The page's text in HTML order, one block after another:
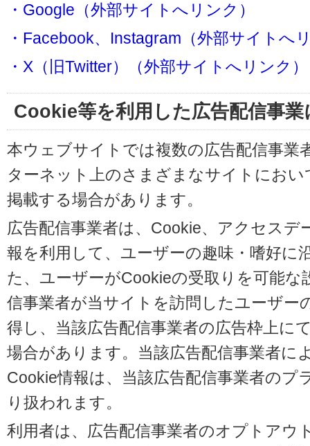
・Google（外部サイトへリンク）
・Facebook、Instagram（外部サイトへ
・X（旧Twitter）（外部サイトへリンク）
Cookie等を利用した広告配信事
本ウェブサイトでは複数の広告配信事業
ターネット上のさまざまなサイトにお
掲載する場合があります。
広告配信事業者は、Cookie、アクセスデ
報を利用して、ユーザーの趣味・嗜好に
た、ユーザーがCookieの受取りを可能
信事業者が当サイトを訪問したユーザー
得し、当該広告配信事業者の広告枠上に
場合があります。当該広告配信事業者に
Cookie情報は、当該広告配信事業者のプ
り扱われます。
利用者は、広告配信事業者のオプトアウ